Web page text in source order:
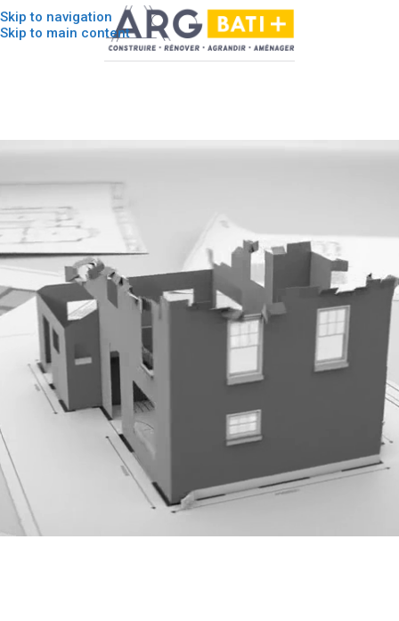
Skip to navigation
Skip to main content
INVESTISSEZ POUR VOTRE BIEN